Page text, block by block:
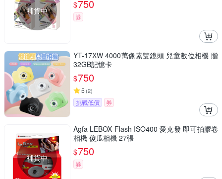
補貨中
$750
券
YT-17XW 4000萬像素雙鏡頭 兒童數位相機 贈
32GB記憶卡
$750
5 (2)
挑戰低價 券
補貨中
Agfa LEBOX Flash ISO400 愛克發 即可拍膠卷
相機 傻瓜相機 27張
$750
券